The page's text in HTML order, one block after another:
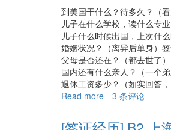
到美国干什么？待多久？（
儿子在什么学校，读什么专
儿子什么时候出国，上次什
婚姻状况？（离异后单身）
父母是否还在？（都去世了）
国内还有什么亲人？（一个弟
退休工资多少？（如实回答，
Read more about
证
3 条评论